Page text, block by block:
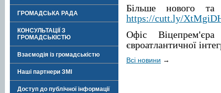
ГРОМАДСЬКА РАДА
КОНСУЛЬТАЦІЇ З
ГРОМАДСЬКІСТЮ
Взаємодія із громадськістю
Наші партнери ЗМІ
Доступ до публічної інформації
Більше нового
https://cutt.ly/
Офіс
євроатлантичної
Всі новини →